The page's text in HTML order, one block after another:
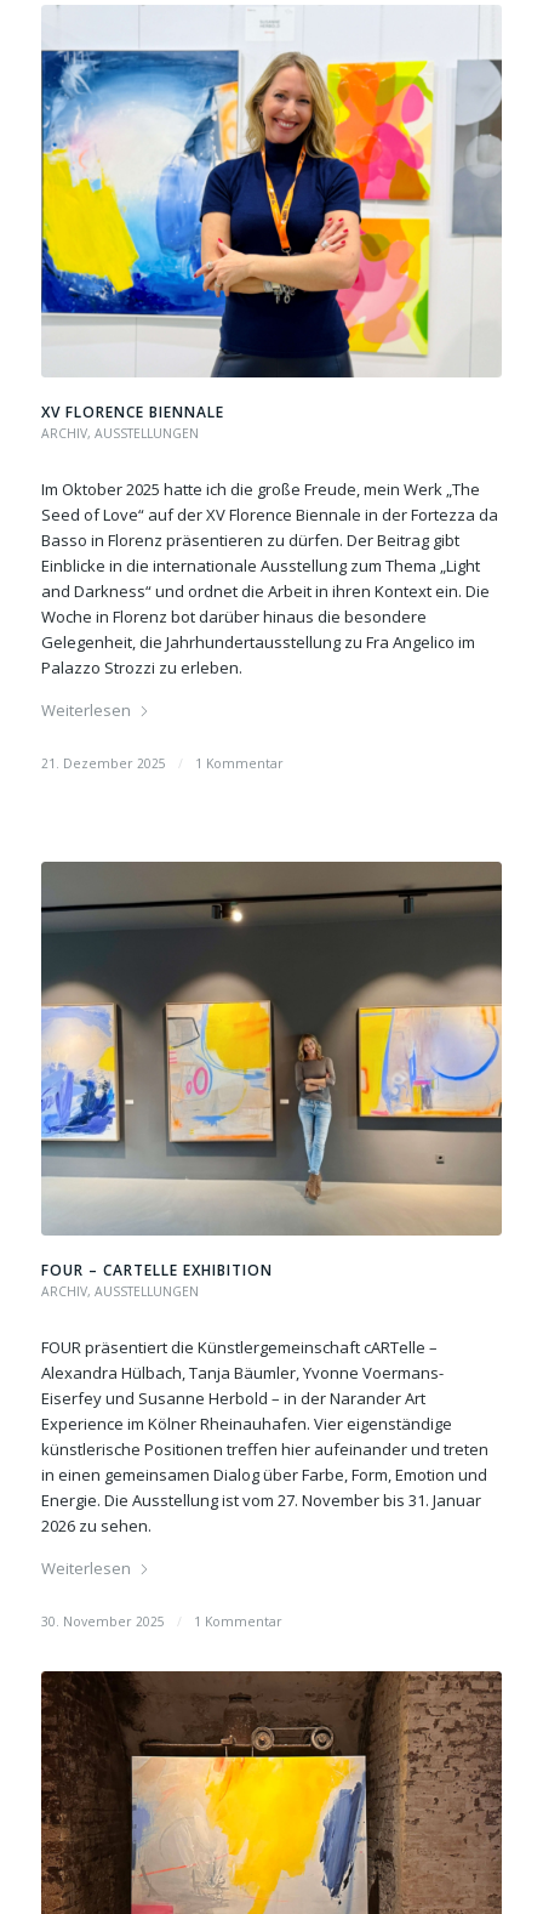
XV FLORENCE BIENNALE
ARCHIV, AUSSTELLUNGEN
Im Oktober 2025 hatte ich die große Freude, mein Werk „The
Seed of Love“ auf der XV Florence Biennale in der Fortezza da
Basso in Florenz präsentieren zu dürfen. Der Beitrag gibt
Einblicke in die internationale Ausstellung zum Thema „Light
and Darkness“ und ordnet die Arbeit in ihren Kontext ein. Die
Woche in Florenz bot darüber hinaus die besondere
Gelegenheit, die Jahrhundertausstellung zu Fra Angelico im
Palazzo Strozzi zu erleben.
Weiterlesen
21. Dezember 2025 / 1 Kommentar
FOUR – CARTELLE EXHIBITION
ARCHIV, AUSSTELLUNGEN
FOUR präsentiert die Künstlergemeinschaft cARTelle –
Alexandra Hülbach, Tanja Bäumler, Yvonne Voermans-
Eiserfey und Susanne Herbold – in der Narander Art
Experience im Kölner Rheinauhafen. Vier eigenständige
künstlerische Positionen treffen hier aufeinander und treten
in einen gemeinsamen Dialog über Farbe, Form, Emotion und
Energie. Die Ausstellung ist vom 27. November bis 31. Januar
2026 zu sehen.
Weiterlesen
30. November 2025 / 1 Kommentar